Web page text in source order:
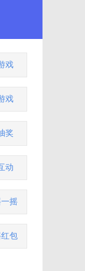
戏
戏
奖
动
摇
包